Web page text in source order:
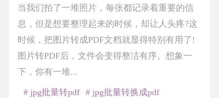
当我们拍了一堆照片，每张都记录着重要的信
息，但是想要整理起来的时候，却让人头疼?这
时候，把图片转成PDF文档就显得特别有用了!
图片转PDF后，文件会变得整洁有序。想象一
下，你有一堆...
# jpg批量转pdf
# jpg批量转换成pdf